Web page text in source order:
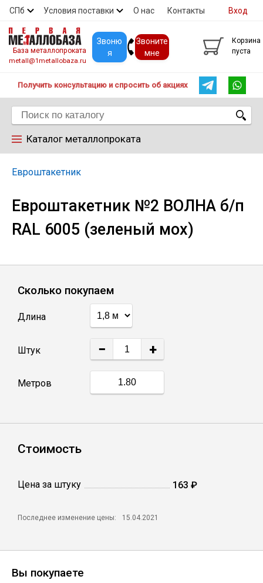
СПб Условия поставки О нас Контакты
Скидки Прайс Покупателям
Вход
База металлопроката
metall@1metallobaza.ru
Звоню
я
Звоните
мне
Корзина
пуста
Получить консультацию и спросить об акциях
Каталог металлопроката
Арматура
Труба профильная
Полоса
Катанка
Круг
Евроштакетник
Евроштакетник №2 ВОЛНА б/п
RAL 6005 (зеленый мох)
Сколько покупаем
Длина
Штук − +
Метров
Стоимость
Цена за штуку 163 ₽
Последнее изменение цены: 15.04.2021
Вы покупаете